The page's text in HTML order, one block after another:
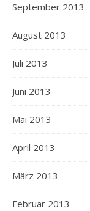
September 2013
August 2013
Juli 2013
Juni 2013
Mai 2013
April 2013
März 2013
Februar 2013